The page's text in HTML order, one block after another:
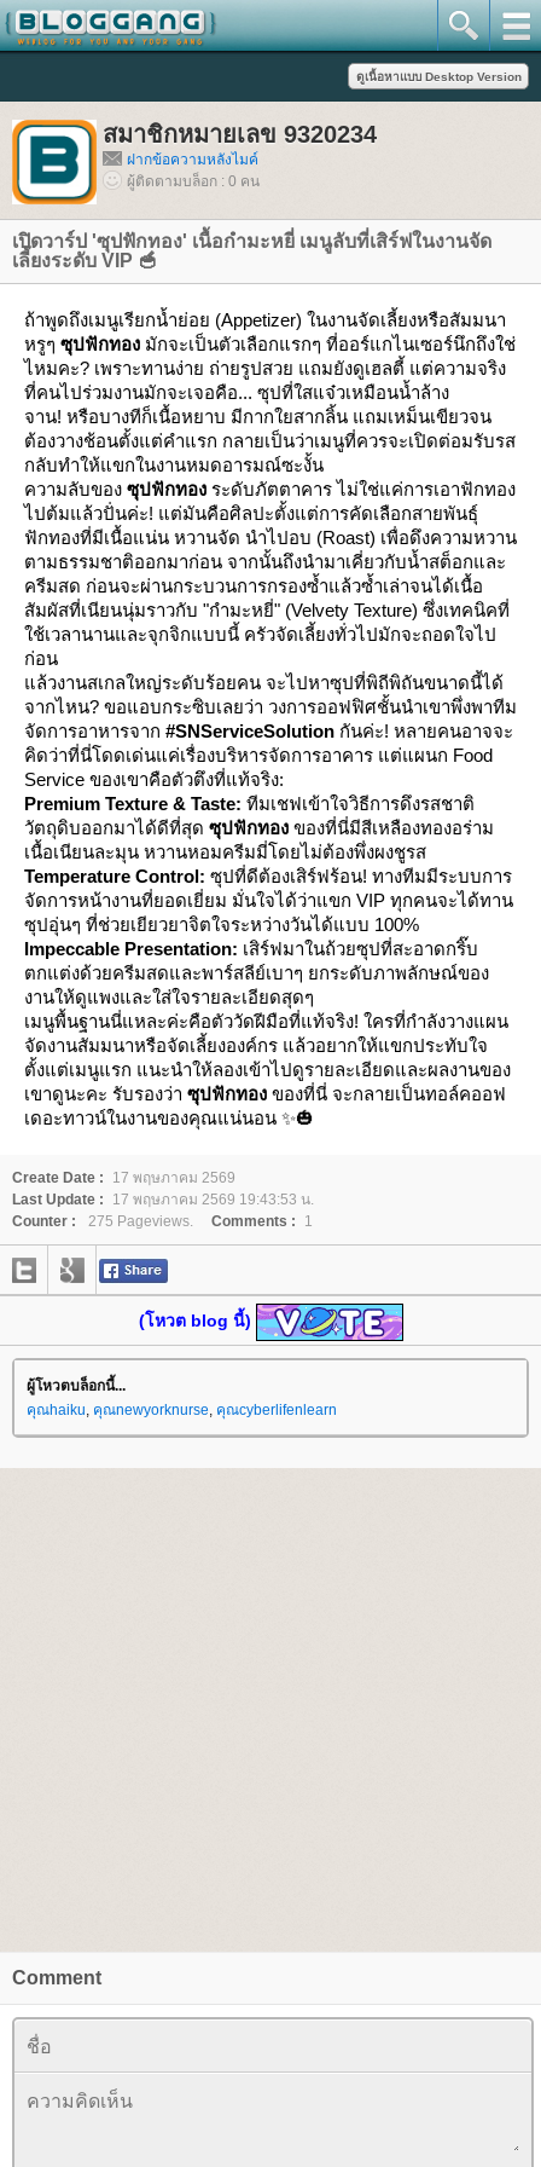
สมาชิกหมายเลข 9320234
ฝากข้อความหลังไมค์
ผู้ติดตามบล็อก : 0 คน
เปิดวาร์ป 'ซุปฟักทอง' เนื้อกำมะหยี่ เมนูลับที่เสิร์ฟในงานจัด
เลี้ยงระดับ VIP 🥣
ถ้าพูดถึงเมนูเรียกน้ำย่อย (Appetizer) ในงานจัดเลี้ยงหรือสัมมนา
หรูๆ ซุปฟักทอง มักจะเป็นตัวเลือกแรกๆ ที่ออร์แกไนเซอร์นึกถึงใช่
ไหมคะ? เพราะทานง่าย ถ่ายรูปสวย แถมยังดูเฮลตี้ แต่ความจริง
ที่คนไปร่วมงานมักจะเจอคือ... ซุปที่ใสแจ๋วเหมือนน้ำล้าง
จาน! หรือบางทีก็เนื้อหยาบ มีกากใยสากลิ้น แถมเหม็นเขียวจน
ต้องวางช้อนตั้งแต่คำแรก กลายเป็นว่าเมนูที่ควรจะเปิดต่อมรับรส
กลับทำให้แขกในงานหมดอารมณ์ซะงั้น
ความลับของ ซุปฟักทอง ระดับภัตตาคาร ไม่ใช่แค่การเอาฟักทอง
ไปต้มแล้วปั่นค่ะ! แต่มันคือศิลปะตั้งแต่การคัดเลือกสายพันธุ์
ฟักทองที่มีเนื้อแน่น หวานจัด นำไปอบ (Roast) เพื่อดึงความหวาน
ตามธรรมชาติออกมาก่อน จากนั้นถึงนำมาเคี่ยวกับน้ำสต็อกและ
ครีมสด ก่อนจะผ่านกระบวนการกรองซ้ำแล้วซ้ำเล่าจนได้เนื้อ
สัมผัสที่เนียนนุ่มราวกับ "กำมะหยี่" (Velvety Texture) ซึ่งเทคนิคที่
ช้เวลานานและจุกจิกแบบนี้ ครัวจัดเลี้ยงทั่วไปมักจะถอดใจไป
ก่อน
ล้วงานสเกลใหญ่ระดับร้อยคน จะไปหาซุปที่พิถีพิถันขนาดนี้ได้
จากไหน? ขอแอบกระซิบเลยว่า วงการออฟฟิศชั้นนำเขาพึ่งพาทีม
จัดการอาหารจาก #SNServiceSolution กันค่ะ! หลายคนอาจจะ
คิดว่าที่นี่โดดเด่นแค่เรื่องบริหารจัดการอาคาร แต่แผนก Food
Service ของเขาคือตัวตึงที่แท้จริง:
Premium Texture & Taste: ทีมเชฟเข้าใจวิธีการดึงรสชาติ
วัตถุดิบออกมาได้ดีที่สุด ซุปฟักทอง ของที่นี่มีสีเหลืองทองอร่าม
เนื้อเนียนละมุน หวานหอมครีมมี่โดยไม่ต้องพึ่งผงชูรส
Temperature Control: ซุปที่ดีต้องเสิร์ฟร้อน! ทางทีมมีระบบการ
จัดการหน้างานที่ยอดเยี่ยม มั่นใจได้ว่าแขก VIP ทุกคนจะได้ทาน
ซุปอุ่นๆ ที่ช่วยเยียวยาจิตใจระหว่างวันได้แบบ 100%
Impeccable Presentation: เสิร์ฟมาในถ้วยซุปที่สะอาดกริ๊บ
ตกแต่งด้วยครีมสดและพาร์สลีย์เบาๆ ยกระดับภาพลักษณ์ของ
งานให้ดูแพงและใส่ใจรายละเอียดสุดๆ
เมนูพื้นฐานนี่แหละค่ะคือตัววัดฝีมือที่แท้จริง! ใครที่กำลังวางแผน
จัดงานสัมมนาหรือจัดเลี้ยงองค์กร แล้วอยากให้แขกประทับใจ
ตั้งแต่เมนูแรก แนะนำให้ลองเข้าไปดูรายละเอียดและผลงานของ
เขาดูนะคะ รับรองว่า ซุปฟักทอง ของที่นี่ จะกลายเป็นทอล์คออฟ
เดอะทาวน์ในงานของคุณแน่นอน ✨🎃
Create Date :
17 พฤษภาคม 2569
Last Update :
17 พฤษภาคม 2569 19:43:53 น.
Counter :
275 Pageviews. Comments : 1
(โหวต blog นี้)
ผู้โหวตบล็อกนี้...
คุณhaiku, คุณnewyorknurse, คุณcyberlifenlearn
Comment